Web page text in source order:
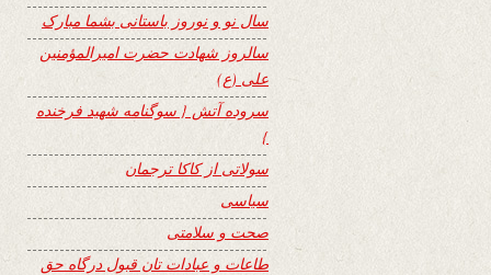
سال نو و نوروز باستانی بشما مبارک
سالروز شهادت حضرت امیرالمؤمنین
علی (ع)
سروده آتش { سوگنامه شهید فرخنده
}
سولاتی از کاکا ترجمان
سیاسی
صحت و سلامتی
طاعات و عبادات تان قبول درگاه حق